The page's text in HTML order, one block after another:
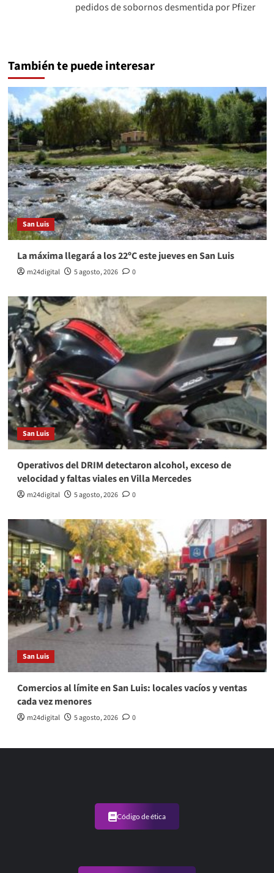
pedidos de sobornos desmentida por Pfizer
También te puede interesar
San Luis
La máxima llegará a los 22ºC este jueves en San Luis
m24digital 5 agosto, 2026 0
San Luis
Operativos del DRIM detectaron alcohol, exceso de
velocidad y faltas viales en Villa Mercedes
m24digital 5 agosto, 2026 0
San Luis
Comercios al límite en San Luis: locales vacíos y ventas
cada vez menores
m24digital 5 agosto, 2026 0
Código de ética